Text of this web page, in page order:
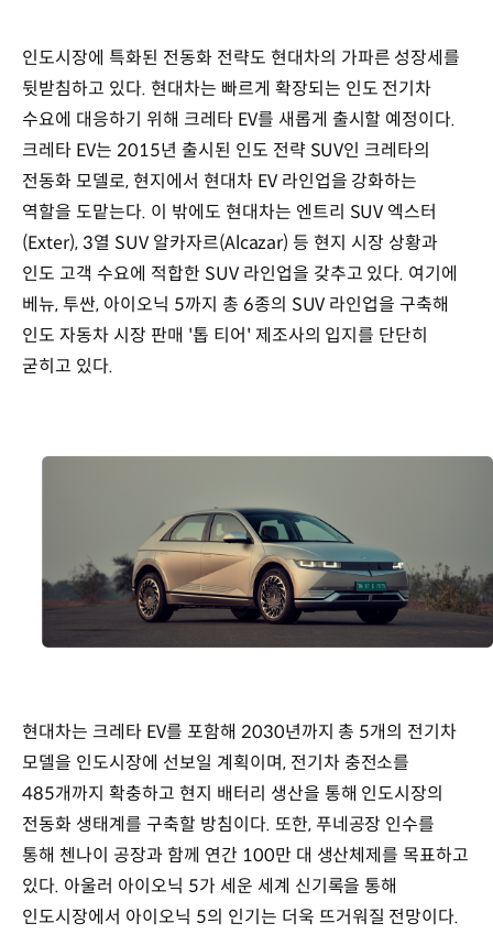
인도시장에 특화된 전동화 전략도 현대차의 가파른 성장세를
뒷받침하고 있다. 현대차는 빠르게 확장되는 인도 전기차
수요에 대응하기 위해 크레타 EV를 새롭게 출시할 예정이다.
크레타 EV는 2015년 출시된 인도 전략 SUV인 크레타의
전동화 모델로, 현지에서 현대차 EV 라인업을 강화하는
역할을 도맡는다. 이 밖에도 현대차는 엔트리 SUV 엑스터
(Exter), 3열 SUV 알카자르(Alcazar) 등 현지 시장 상황과
인도 고객 수요에 적합한 SUV 라인업을 갖추고 있다. 여기에
베뉴, 투싼, 아이오닉 5까지 총 6종의 SUV 라인업을 구축해
인도 자동차 시장 판매 '톱 티어' 제조사의 입지를 단단히
굳히고 있다.
현대차는 크레타 EV를 포함해 2030년까지 총 5개의 전기차
모델을 인도시장에 선보일 계획이며, 전기차 충전소를
485개까지 확충하고 현지 배터리 생산을 통해 인도시장의
전동화 생태계를 구축할 방침이다. 또한, 푸네공장 인수를
통해 첸나이 공장과 함께 연간 100만 대 생산체제를 목표하고
있다. 아울러 아이오닉 5가 세운 세계 신기록을 통해
인도시장에서 아이오닉 5의 인기는 더욱 뜨거워질 전망이다.